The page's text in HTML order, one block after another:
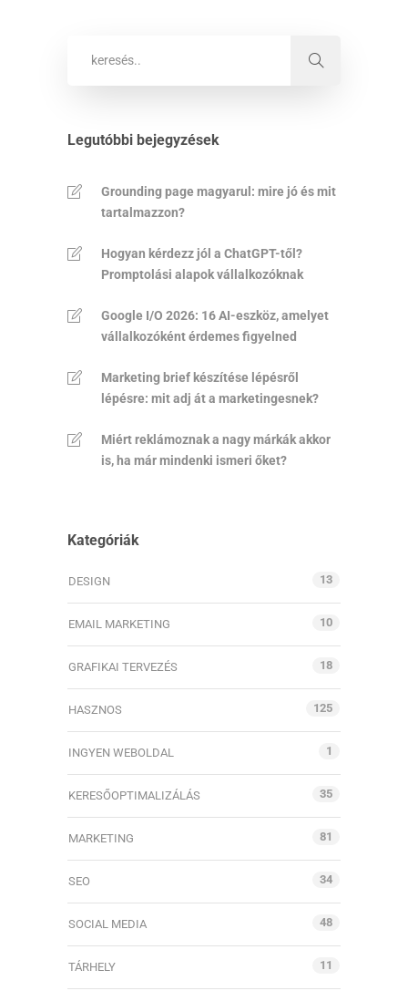
Legutóbbi bejegyzések
Grounding page magyarul: mire jó és mit
tartalmazzon?
Hogyan kérdezz jól a ChatGPT-től?
Promptolási alapok vállalkozóknak
Google I/O 2026: 16 AI-eszköz, amelyet
vállalkozóként érdemes figyelned
Marketing brief készítése lépésről
lépésre: mit adj át a marketingesnek?
Miért reklámoznak a nagy márkák akkor
is, ha már mindenki ismeri őket?
Kategóriák
DESIGN 13
EMAIL MARKETING 10
GRAFIKAI TERVEZÉS 18
HASZNOS 125
INGYEN WEBOLDAL 1
KERESŐOPTIMALIZÁLÁS 35
MARKETING 81
SEO 34
SOCIAL MEDIA 48
TÁRHELY 11